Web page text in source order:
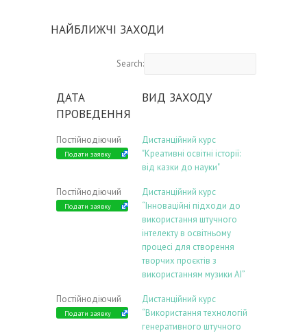
НАЙБЛИЖЧІ ЗАХОДИ
Search:
ДАТА
ПРОВЕДЕННЯ
ВИД ЗАХОДУ
Постійнодіючий
Подати заявку
Дистанційний курс
"Креативні освітні історії:
від казки до науки"
Постійнодіючий
Подати заявку
Дистанційний курс
“Інноваційні підходи до
використання штучного
інтелекту в освітньому
процесі для створення
творчих проєктів з
використанням музики АІ”
Постійнодіючий
Подати заявку
Дистанційний курс
“Використання технологій
генеративного штучного